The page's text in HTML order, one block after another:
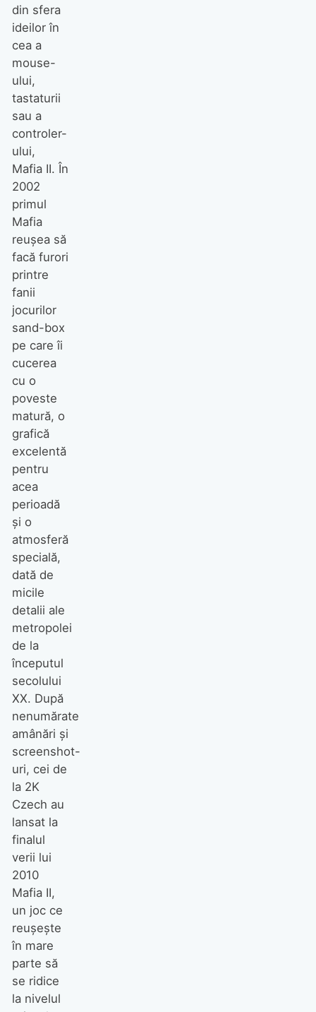
din sfera
ideilor în
cea a
mouse-
ului,
tastaturii
sau a
controler-
ului,
Mafia II. În
2002
primul
Mafia
reuşea să
facă furori
printre
fanii
jocurilor
sand-box
pe care îi
cucerea
cu o
poveste
matură, o
grafică
excelentă
pentru
acea
perioadă
şi o
atmosferă
specială,
dată de
micile
detalii ale
metropolei
de la
începutul
secolului
XX. După
nenumărate
amânări şi
screenshot-
uri, cei de
la 2K
Czech au
lansat la
finalul
verii lui
2010
Mafia II,
un joc ce
reuşeşte
în mare
parte să
se ridice
la nivelul